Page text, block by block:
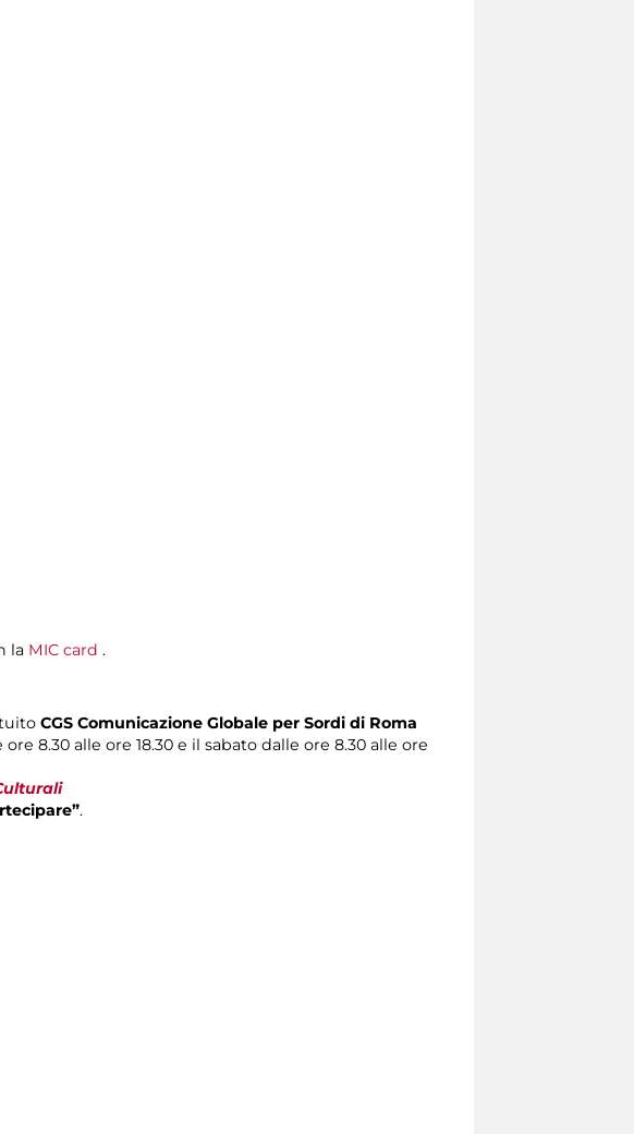
la MIC card .
CGS Comunicazione Globale per Sordi di Roma
8.30 alle ore 18.30 e il sabato dalle ore 8.30 alle ore
.